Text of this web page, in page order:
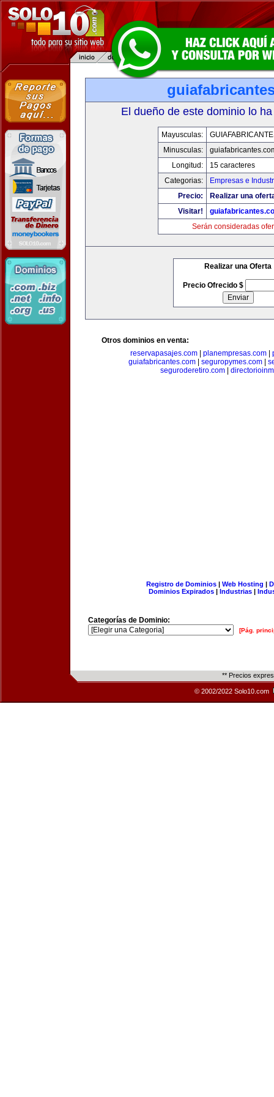
El dueño de este dominio lo
Mayusculas:
Minusculas:
Longitud:
15 caracteres
Categorias:
Empresas e
Precio:
Realizar una
Visitar!
Serán consideradas
Realizar una Oferta
Precio Ofrecido $
Otros dominios en venta:
reservapasajes.com
planempresas.com
guiafabricantes.com| seguropymes.com|
seguroderetiro.com|
Registro de Dominios| Web Hosting |
Dominios Expirados | Industrias |
Categorías de Dominio:
[Pág.
** Precios
© 2002/2022 Solo10.com